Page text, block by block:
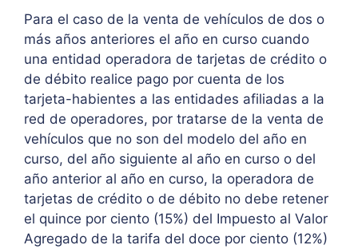
Para el caso de la venta de vehículos de dos o
más años anteriores el año en curso cuando
una entidad operadora de tarjetas de crédito o
de débito realice pago por cuenta de los
tarjeta-habientes a las entidades afiliadas a la
red de operadores, por tratarse de la venta de
vehículos que no son del modelo del año en
curso, del año siguiente al año en curso o del
año anterior al año en curso, la operadora de
tarjetas de crédito o de débito no debe retener
el quince por ciento (15%) del Impuesto al Valor
Agregado de la tarifa del doce por ciento (12%)